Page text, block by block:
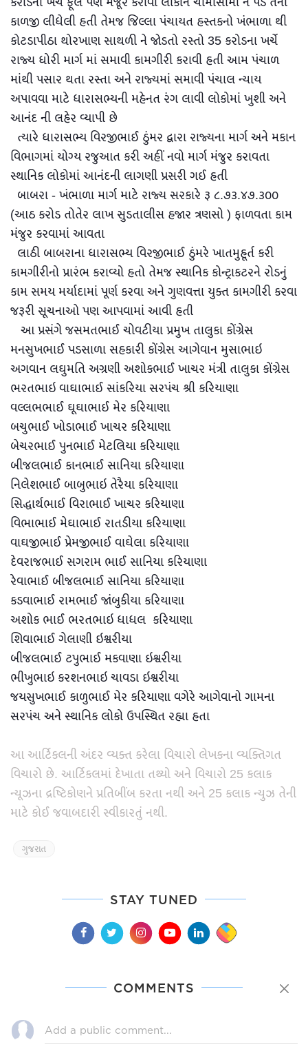
કાળજી લીધેલી હતી તેમજ જિલ્લા પંચાયત હસ્તકનો ખંભાળા થી
કોટડાપીઠા થોરખાણ સાથળી ને જોડતો રસ્તો 35 કરોડના ખર્ચે
રાજ્ય ધોરી માર્ગ માં સમાવી કામગીરી કરાવી હતી આમ પંચાળ
માંથી પસાર થતા રસ્તા અને રાજ્યમાં સમાવી પંચાલ ન્યાય
અપાવવા માટે ધારાસભ્યની મહેનત રંગ લાવી લોકોમાં ખુશી અને
આનંદ ની લહેર વ્યાપી છે
ત્યારે ધારાસભ્ય વિરજીભાઈ ઠુંમર દ્વારા રાજ્યના માર્ગ અને મકાન
વિભાગમાં યોગ્ય રજુઆત કરી અહીં નવો માર્ગ મંજુર કરાવતા
સ્થાનિક લોકોમાં આનંદની લાગણી પ્રસરી ગઈ હતી
બાબરા - ખંભાળા માર્ગ માટે રાજ્ય સરકારે રૂ ૮.૭૩.૪૭.૩૦૦
(આઠ કરોડ તોતેર લાખ સુડતાલીસ હજાર ત્રણસો ) ફાળવતા કામ
મંજુર કરવામાં આવતા
લાઠી બાબરાના ધારાસભ્ય વિરજીભાઈ ઠુંમરે ખાતમુહૂર્ત કરી
કામગીરીનો પ્રારંભ કરાવ્યો હતો તેમજ સ્થાનિક કોન્ટ્રાકટરને રોડનું
કામ સમય મર્યાદામાં પૂર્ણ કરવા અને ગુણવત્તા યુક્ત કામગીરી કરવા
જરૂરી સૂચનાઓ પણ આપવામાં આવી હતી
આ પ્રસંગે જસમતભાઈ ચોવટીયા પ્રમુખ તાલુકા કોંગ્રેસ
મનસુખભાઈ પડસાળા સહકારી કોંગ્રેસ આગેવાન મુસાભાઇ
અગવાન લઘુમતિ અગ્રણી અશોકભાઈ ખાચર મંત્રી તાલુકા કોંગ્રેસ
ભરતભાઇ વાઘાભાઈ સાંકરિયા સરપંચ શ્રી કરિયાણા
વલ્લભભાઈ ઘૂઘાભાઈ મેર કરિયાણા
બચુભાઈ ખોડાભાઈ ખાચર કરિયાણા
બેચરભાઈ પુનભાઈ મેટલિયા કરિયાણા
બીજલભાઈ કાનભાઈ સાનિયા કરિયાણા
નિલેશભાઈ બાબુભાઇ તેરૈયા કરિયાણા
સિદ્ધાર્થભાઈ વિરાભાઈ ખાચર કરિયાણા
વિભાભાઈ મેઘાભાઈ રાતડીયા કરિયાણા
વાઘજીભાઈ પ્રેમજીભાઈ વાઘેલા કરિયાણા
દેવરાજભાઈ સગરામ ભાઈ સાનિયા કરિયાણા
રેવાભાઈ બીજલભાઈ સાનિયા કરિયાણા
કડવાભાઈ રામભાઈ જાંબુકીયા કરિયાણા
અશોક ભાઈ ભરતભાઇ ધાધલ કરિયાણા
શિવાભાઈ ગેલાણી ઇશ્વરીયા
બીજલભાઈ ટપુભાઈ મકવાણા ઇશ્વરીયા
ભીખુભાઇ કરશનભાઇ ચાવડા ઇશ્વરીયા
જયસુખભાઈ કાળુભાઈ મેર કરિયાણા વગેરે આગેવાનો ગામના
સરપંચ અને સ્થાનિક લોકો ઉપસ્થિત રહ્યા હતા
આ આર્ટિકલની અંદર વ્યક્ત કરેલા વિચારો લેખકના વ્યક્તિગત
વિચારો છે. આર્ટિકલમાં દેખાતા તથ્યો અને વિચારો 25 કલાક
ન્યૂઝના દ્રષ્ટિકોણને પ્રતિબીંબ કરતા નથી અને 25 કલાક ન્યુઝ તેની
માટે કોઈ જવાબદારી સ્વીકારતું નથી.
ગુજરાત
STAY TUNED
COMMENTS